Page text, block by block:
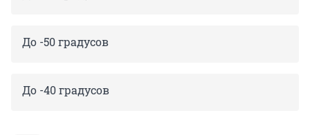
До -50 градусов
До -40 градусов